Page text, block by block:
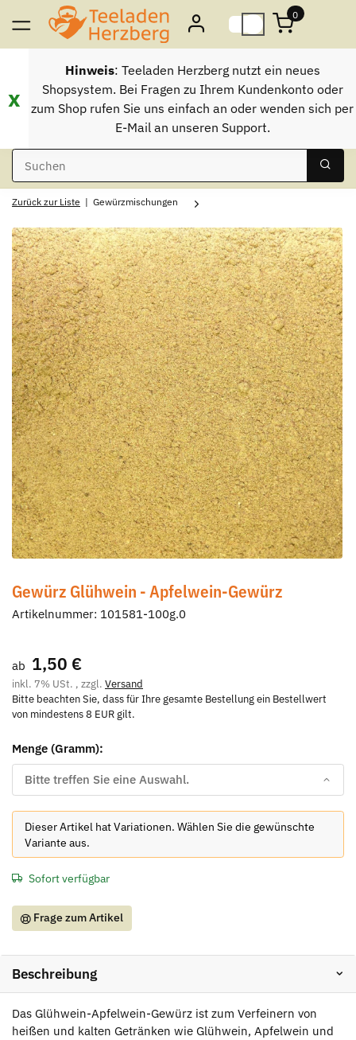
0
x
Hinweis: Teeladen Herzberg nutzt ein neues
Shopsystem. Bei Fragen zu Ihrem Kundenkonto oder
zum Shop rufen Sie uns einfach an oder wenden sich per
E-Mail an unseren Support.
Zurück zur Liste Gewürzmischungen
Gewürz Glühwein - Apfelwein-Gewürz
Artikelnummer: 101581-100g.0
ab 1,50 €
inkl. 7% USt. , zzgl. Versand
Bitte beachten Sie, dass für Ihre gesamte Bestellung ein Bestellwert
von mindestens 8 EUR gilt.
Menge (Gramm):
Bitte treffen Sie eine Auswahl.
x
Dieser Artikel hat Variationen. Wählen Sie die gewünschte
Variante aus.
Sofort verfügbar
Frage zum Artikel
Beschreibung
Das Glühwein-Apfelwein-Gewürz ist zum Verfeinern von
heißen und kalten Getränken wie Glühwein, Apfelwein und